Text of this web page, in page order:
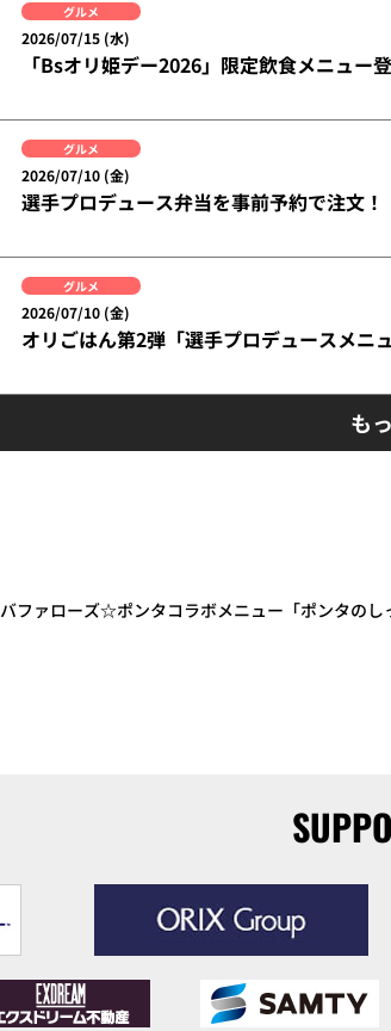
グルメ
2026/07/15 (水)
「Bsオリ姫デー2026」限定飲食メニュー
グルメ
2026/07/10 (金)
選手プロデュース弁当を事前予約で注文！
グルメ
2026/07/10 (金)
オリごはん第2弾「選手プロデュースメニ
も
バファローズ☆ポンタコラボメニュー「ポンタのし